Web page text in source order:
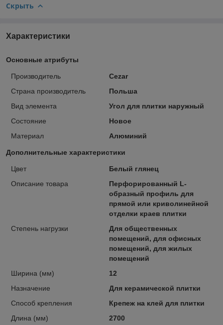
Скрыть
Характеристики
Основные атрибуты
Производитель
Cezar
Страна производитель
Польша
Вид элемента
Угол для плитки наружный
Состояние
Новое
Материал
Алюминий
Дополнительные характеристики
Цвет
Белый глянец
Описание товара
Перфорированный L-
образный профиль для
прямой или криволинейной
отделки краев плитки
Степень нагрузки
Для общественных
помещений, для офисных
помещений, для жилых
помещений
Ширина (мм)
12
Назначение
Для керамической плитки
Способ крепления
Крепеж на клей для плитки
Длина (мм)
2700